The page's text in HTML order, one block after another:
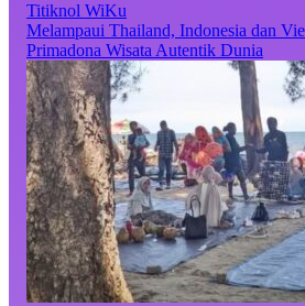
Titiknol WiKu
Melampaui Thailand, Indonesia dan
Primadona Wisata Autentik Dunia